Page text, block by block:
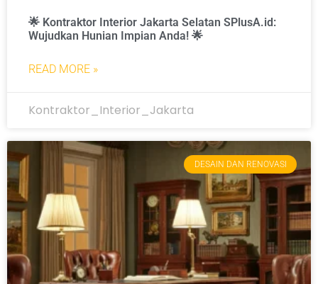
🌟 Kontraktor Interior Jakarta Selatan SPlusA.id:
Wujudkan Hunian Impian Anda! 🌟
READ MORE »
Kontraktor_Interior_Jakarta
DESAIN DAN RENOVASI